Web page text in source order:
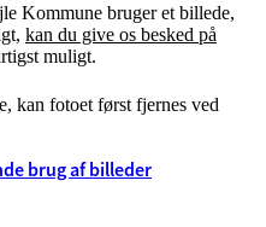
Kommune bruger et billede,
kan du give os besked på
muligt.
kan fotoet først fjernes ved
brug af billeder